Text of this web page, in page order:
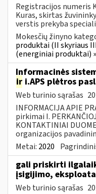
Registracijos numeris
Kuras, skirtas
verstis prekyba
Mokesčių žinyno
produktai (II skyriaus
(energiniai produktai)
Informacinės
ir i.APS plėtros
Web turinio sąrašas
INFORMACIJA APIE
pirkimai I.
KONTAKTINIAI
organizacijos
Metai: 2020
gali priskirti
įsigijimo,
Web turinio sąrašas